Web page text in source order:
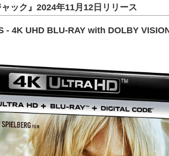
ック』2024年11月12日リリース
- 4K UHD BLU-RAY with DOLBY